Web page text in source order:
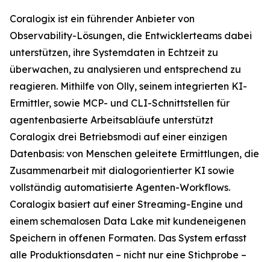
Coralogix ist ein führender Anbieter von
Observability-Lösungen, die Entwicklerteams dabei
unterstützen, ihre Systemdaten in Echtzeit zu
überwachen, zu analysieren und entsprechend zu
reagieren. Mithilfe von Olly, seinem integrierten KI-
Ermittler, sowie MCP- und CLI-Schnittstellen für
agentenbasierte Arbeitsabläufe unterstützt
Coralogix drei Betriebsmodi auf einer einzigen
Datenbasis: von Menschen geleitete Ermittlungen, die
Zusammenarbeit mit dialogorientierter KI sowie
vollständig automatisierte Agenten-Workflows.
Coralogix basiert auf einer Streaming-Engine und
einem schemalosen Data Lake mit kundeneigenen
Speichern in offenen Formaten. Das System erfasst
alle Produktionsdaten – nicht nur eine Stichprobe –